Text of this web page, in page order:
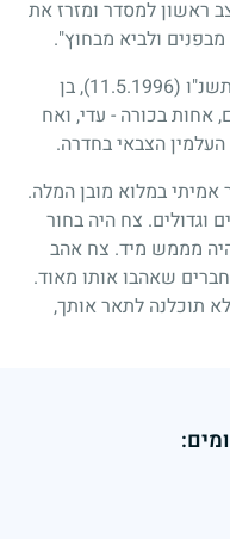
ראשון למסדר ומזרז את
ולביא מבחוץ".
(11.5.1996)
, בן
אחות בכורה - עדי, ואח
הצבאי בחדרה.
אמיתי במלוא מובן המלה.
וגדולים. צח היה בחור
היה מממש מיד. צח אהב
שאהבו אותו מאוד.
תוכלנה לתאר אותך,